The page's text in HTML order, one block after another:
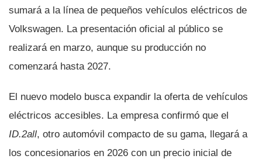
sumará a la línea de pequeños vehículos eléctricos de
Volkswagen. La presentación oficial al público se
realizará en marzo, aunque su producción no
comenzará hasta 2027.
El nuevo modelo busca expandir la oferta de vehículos
eléctricos accesibles. La empresa confirmó que el
ID.2all, otro automóvil compacto de su gama, llegará a
los concesionarios en 2026 con un precio inicial de